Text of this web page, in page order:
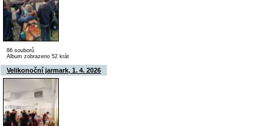
86 souborů
Album zobrazeno 52 krát
Velikonoční jarmark, 1. 4. 2026